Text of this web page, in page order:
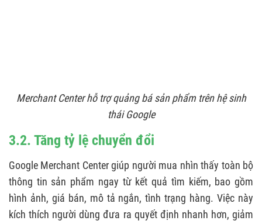
Merchant Center hỗ trợ quảng bá sản phẩm trên hệ sinh
thái Google
3.2. Tăng tỷ lệ chuyển đổi
Google Merchant Center giúp người mua nhìn thấy toàn bộ
thông tin sản phẩm ngay từ kết quả tìm kiếm, bao gồm
hình ảnh, giá bán, mô tả ngắn, tình trạng hàng. Việc này
kích thích người dùng đưa ra quyết định nhanh hơn, giảm